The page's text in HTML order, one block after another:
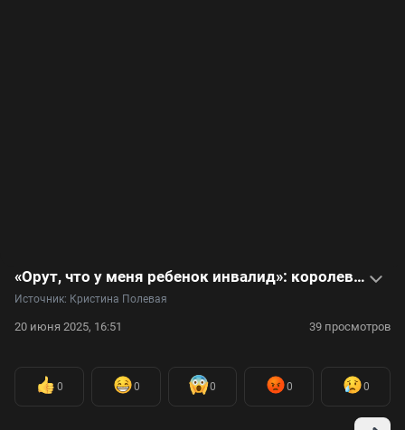
«Орут, что у меня ребенок инвалид»: королева красоты ответила хэйтерам. Видео
Источник: Кристина Полевая
20 июня 2025, 16:51 39 просмотров
0 0 0 0 0